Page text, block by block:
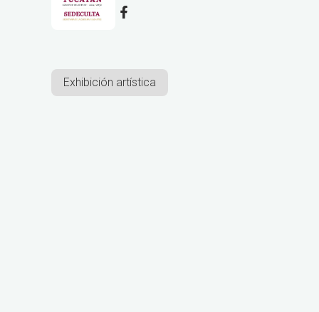
Exhibición artística